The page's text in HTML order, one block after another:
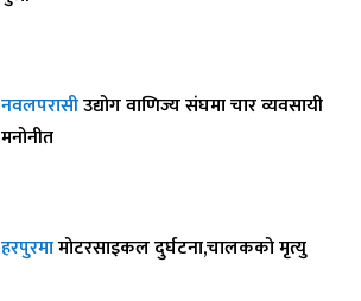
नवलपरासीउद्योग वाणिज्य संघमा चार व्यवसायी
मनोनीत
हरपुरमामोटरसाइकल दुर्घटना,चालकको मृत्यु